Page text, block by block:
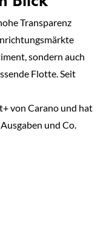
Transparenz
sondern auch
Flotte. Seit
von Carano und hat
und Co.